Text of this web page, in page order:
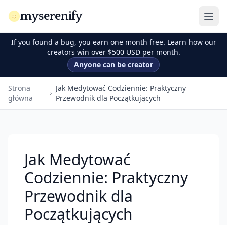
myserenify
If you found a bug, you earn one month free. Learn how our
creators win over $500 USD per month.
Anyone can be creator
Strona
główna
Jak Medytować Codziennie: Praktyczny
Przewodnik dla Początkujących
Jak Medytować
Codziennie: Praktyczny
Przewodnik dla
Początkujących